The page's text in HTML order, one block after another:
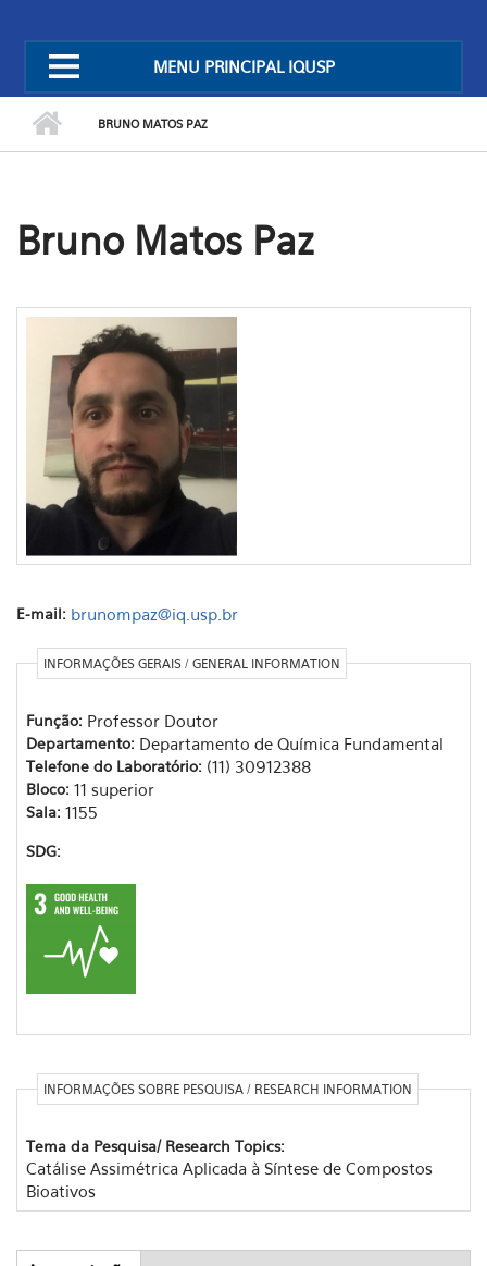
MENU PRINCIPAL IQUSP
BRUNO MATOS PAZ
Bruno Matos Paz
E-mail: brunompaz@iq.usp.br
INFORMAÇÕES GERAIS / GENERAL INFORMATION
Função: Professor Doutor
Departamento: Departamento de Química Fundamental
Telefone do Laboratório: (11) 30912388
Bloco: 11 superior
Sala: 1155
SDG:
INFORMAÇÕES SOBRE PESQUISA / RESEARCH INFORMATION
Tema da Pesquisa/ Research Topics:
Catálise Assimétrica Aplicada à Síntese de Compostos
Bioativos